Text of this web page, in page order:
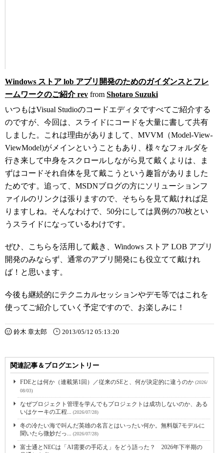
Windows ストア lob アプリ開発のためのガイダンスとフレ
ームワークのご紹介 rev from Shotaro Suzuki
いつもはVisual Studioのコードエディタですべてご紹介する
のですが、今回は、スライドにコードを大量に書して共有
しました。これは理由がありまして、MVVM（Model-View-
ViewModel)がメインということもあり、様々なフォルダを
行き来して中身をスクロールしながら見て戴くよりは、ま
ずはコードそれ自体を見て戴こうという趣旨がありました
ためです。追って、MSDNブログの方にソリューションフ
ァイルのリンクは張りますので、そちらを見て戴ければ足
りますしね。そんなわけで、50分にしては異例の70枚とい
うスライドになっているわけです。
ぜひ、こちらを活用して戴き、Windows ストア LOB アプリ
開発のみならず、通常のアプリ開発にも役立てて戴けれ
ば！と思います。
今後も継続的にテクニカルセッションやデモ等ではこれを
使ってご紹介していく予定ですので、お楽しみに！
鈴木 章太郎 2013/05/12 05:13:20
関連記事＆ブログエントリー
FDEとは何か（連載第1回）／従来のSEと、何が決定的に違うのか (2026/
08/03)
なぜプロジェクト管理を学んでもプロジェクトは成功しないのか、ある
いはケーキの工程... (2026/07/28)
冬の冷たい海で叫んだ英雄の名言とはいったい何か。無料版7モデルに
聞いたら微妙だっ... (2026/07/28)
富士通とNECは「AI需要の手応え」をどう語った？ 2026年下半期の